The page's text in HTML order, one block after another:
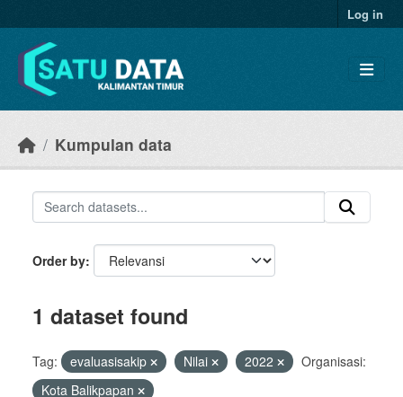
Log in
Kumpulan data
Order by
1 dataset found
Tag: evaluasisakip Nilai 2022
Organisasi:
Kota Balikpapan